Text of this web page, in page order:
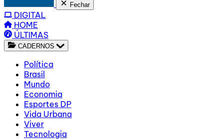
Fechar
DIGITAL
HOME
ÚLTIMAS
CADERNOS
Política
Brasil
Mundo
Economia
Esportes DP
Vida Urbana
Viver
Tecnologia